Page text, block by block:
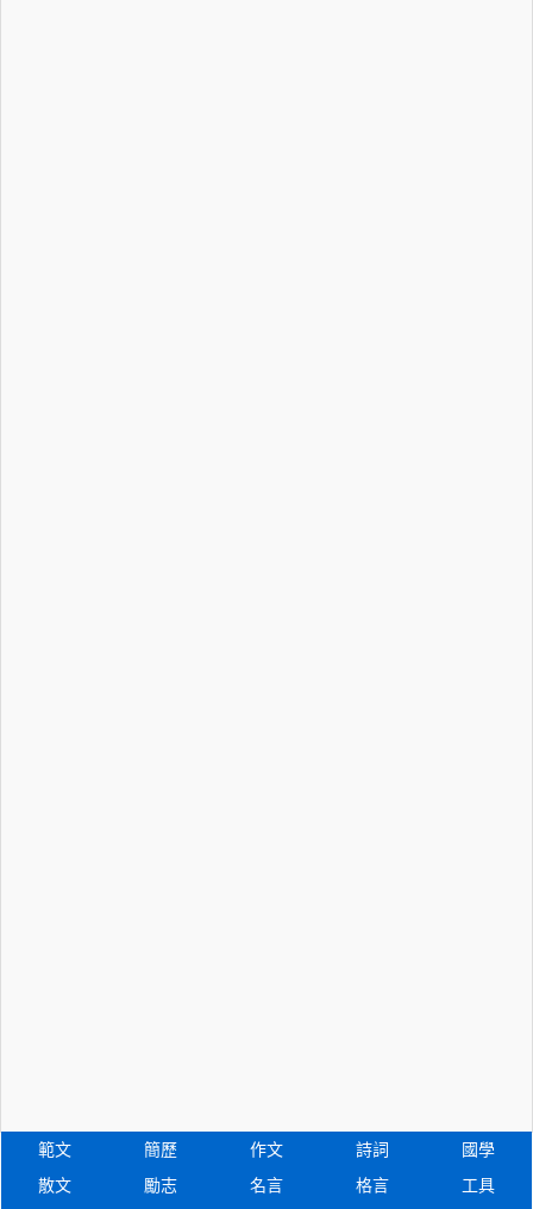
範文 簡歷 作文 詩詞
國學
散文
勵志 名言 格言 工具